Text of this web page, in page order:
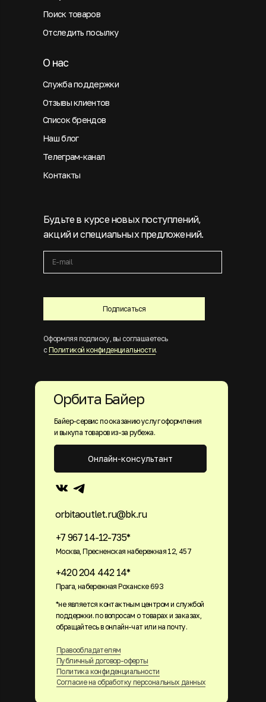
Подписаться
Будьте в курсе новых поступлений,
акций и специальных предложений.
Оформляя подписку, вы соглашаетесь
с Политикой конфиденциальности.
Поиск товаров
Отследить посылку
Служба поддержки
О нас
Отзывы клиентов
Список брендов
Наш блог
Телеграм-канал
Контакты
Байер-сервис по оказанию услуг оформления
и выкупа товаров из-за рубежа.
+7 967 14-12-735*
Москва, Пресненская набережная 12, 457
+420 204 442 14*
Прага, набережная Роханске 693
orbitaoutlet.ru@bk.ru
Правообладателям
Публичный договор-оферты
Политика конфиденциальности
Согласие на обработку персональных данных
Онлайн-консультант
Орбита Байер
*не является контактным центром и службой
поддержки. по вопросам о товарах и заказах,
обращайтесь в онлайн-чат или на почту.